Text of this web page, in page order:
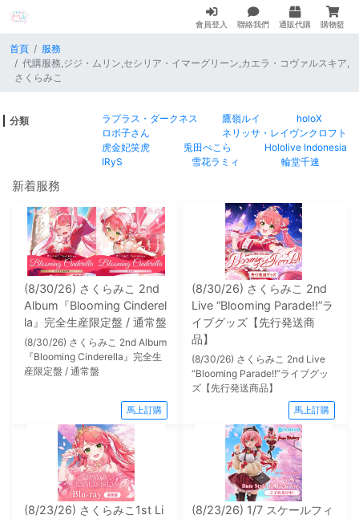
會員登入 聯絡我們 通販代購 購物籃
首頁
服務
代購服務,ジジ・ムリン,セシリア・イマーグリーン,カエラ・コヴァルスキア,
さくらみこ
分類 ラプラス・ダークネス 鷹嶺ルイ
holoX
ロボ子さん
ネリッサ・レイヴンクロフト
虎金妃笑虎
兎田ぺこら
Hololive Indonesia
IRyS
雪花ラミィ 輪堂千速
新着服務
(8/30/26) さくらみこ 2nd
Album『Blooming Cinderel
la』完全生産限定盤 / 通常盤
(8/30/26) さくらみこ 2nd Album
『Blooming Cinderella』完全生
産限定盤 / 通常盤
馬上訂購
(8/30/26) さくらみこ 2nd
Live “Blooming Parade!!”ラ
イブグッズ【先行発送商
品】
(8/30/26) さくらみこ 2nd Live
“Blooming Parade!!”ライブグッ
ズ【先行発送商品】
馬上訂購
(8/23/26) さくらみこ1st Li
(8/23/26) 1/7 スケールフィ